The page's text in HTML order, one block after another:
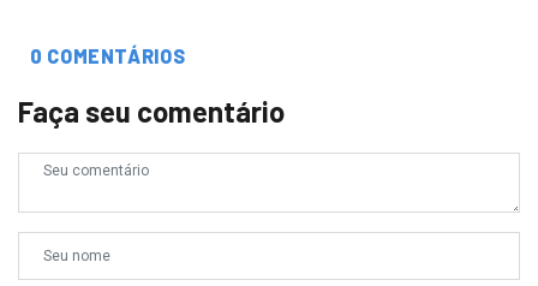
0 COMENTÁRIOS
Faça seu comentário